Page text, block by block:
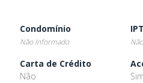
Condomínio
Não Informado
Carta de Crédito
Não